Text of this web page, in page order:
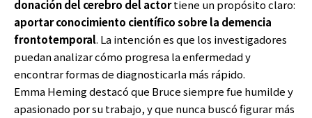
donación del cerebro del actortiene un propósito claro:
aportar conocimiento científico sobre la demencia
frontotemporal. La intención es que los investigadores
puedan analizar cómo progresa la enfermedad y
encontrar formas de diagnosticarla más rápido.
Emma Heming destacó que Bruce siempre fue humilde y
apasionado por su trabajo, y que nunca buscó figurar más